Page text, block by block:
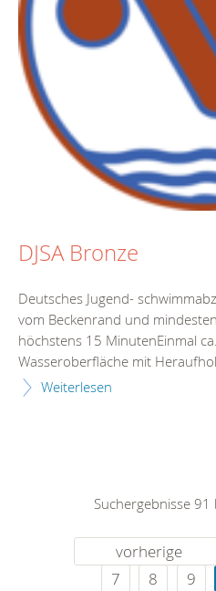
DJSA Bronze
Deutsches Jugend-
vom Beckenrand und
höchstens 15 MinutenEinmal
Wasseroberfläche mit
Weiterlesen
Suchergebnisse
vorherige
7
8 9